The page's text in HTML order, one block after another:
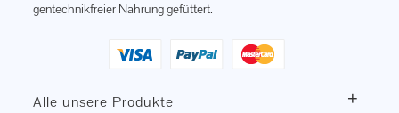
gentechnikfreier Nahrung gefüttert.
Alle unsere Produkte +